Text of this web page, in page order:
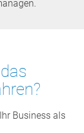
Business als